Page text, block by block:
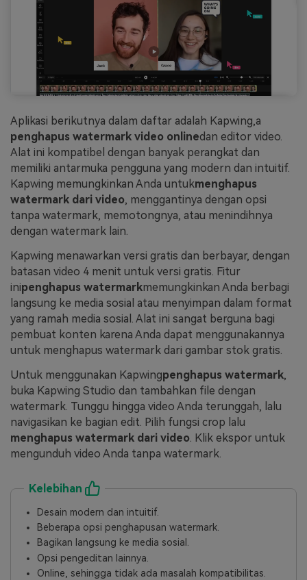
Aplikasi berikutnya dalam daftar adalah Kapwing,a
penghapus watermark video onlinedan editor video.
Alat ini kompatibel dengan banyak perangkat dan
memiliki antarmuka pengguna yang modern dan intuitif.
Kapwing memungkinkan Anda untukmenghapus
watermark dari video, menggantinya dengan opsi
tanpa watermark, memotongnya, atau menindihnya
dengan watermark lain.
Kapwing menawarkan versi gratis dan berbayar, dengan
batasan video 4 menit untuk versi gratis. Fitur
inipenghapus watermarkmemungkinkan Anda berbagi
langsung ke media sosial atau menyimpan dalam format
yang ramah media sosial. Alat ini sangat berguna bagi
pembuat konten karena Anda dapat menggunakannya
untuk menghapus watermark dari gambar stok gratis.
Untuk menggunakan Kapwingpenghapus watermark,
buka Kapwing Studio dan tambahkan file dengan
watermark. Tunggu hingga video Anda terunggah, lalu
navigasikan ke bagian edit. Pilih fungsi crop lalu
menghapus watermark dari video. Klik ekspor untuk
mengunduh video Anda tanpa watermark.
Kelebihan
Desain modern dan intuitif.
Beberapa opsi penghapusan watermark.
Bagikan langsung ke media sosial.
Opsi pengeditan lainnya.
Online, sehingga tidak ada masalah kompatibilitas.